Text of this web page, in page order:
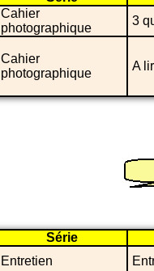
Cahier
photographique
3
Cahier
photographique
A
Série
Entretien